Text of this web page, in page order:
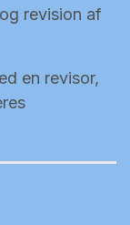
revision af
en revisor,